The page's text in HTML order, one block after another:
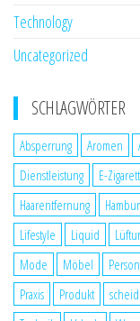
Technology
Uncategorized
SCHLAGWÖRTER
Absperrung Aromen
Dienstleistung
E-
Haarentfernung
Lifestyle
Liquid
Mode
Möbel
Praxis
Produkt